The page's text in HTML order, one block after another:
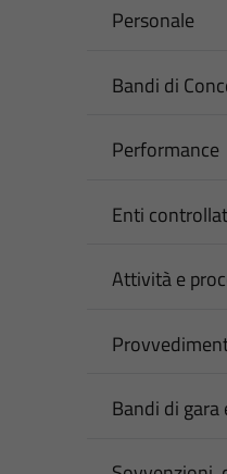
Personale
Bandi di
Performance
Enti
Attività e
Bandi di